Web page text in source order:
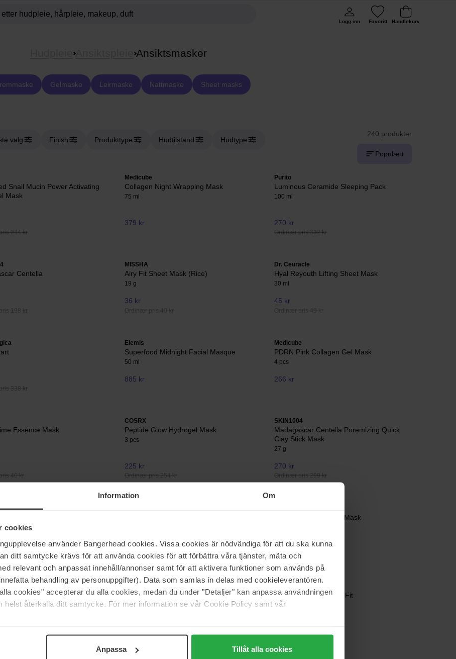
Information Om
cookies
använder Bangerhead cookies. Vissa cookies är nödvändiga för att du ska kunna
ditt samtycke krävs för att använda cookies för att förbättra våra tjänster, mäta och
relevant och anpassat innehåll/annonser samt för att aktivera funktioner som används på
behandling av personuppgifter). Data som samlas in delas med cookieleverantören.
cookies" accepterar du alla cookies, medan du under "Detaljer" kan anpassa användningen
helst återkalla ditt samtycke. För mer information se vår Cookie Policy samt vår
Anpassa Tillåt alla cookies
Logg inn Favoritt Handlekurv
Ansiktspleie Ansiktsmasker
Gelmaske Leirmaske Nattmaske Sheet masks
valg Finish Produkttype Hudtilstand Hudtype
240 produkter
Populært
Snail Mucin Power Activating
Mask
244 kr
Medicube
Collagen Night Wrapping Mask
75 ml
379 kr
Purito
Luminous Ceramide Sleeping Pack
100 ml
270 kr
Ordinær pris 332 kr
Centella
198 kr
MISSHA
Airy Fit Sheet Mask (Rice)
19 g
36 kr
Ordinær pris 40 kr
Dr. Ceuracle
Hyal Reyouth Lifting Sheet Mask
30 ml
45 kr
Ordinær pris 49 kr
338 kr
Elemis
Superfood Midnight Facial Masque
50 ml
885 kr
Medicube
PDRN Pink Collagen Gel Mask
4 pcs
266 kr
Essence Mask
40 kr
COSRX
Peptide Glow Hydrogel Mask
3 pcs
225 kr
Ordinær pris 254 kr
SKIN1004
Madagascar Centella Poremizing Quick
Clay Stick Mask
27 g
270 kr
Ordinær pris 299 kr
225 kr
Ordinær pris 250 kr
Deep Pore Cleansing Mask
339 kr
List The INKEY List
INKEY Hydrocolloid Invisible Pimple
Patches
Master Patch Original Fit
24 pcs